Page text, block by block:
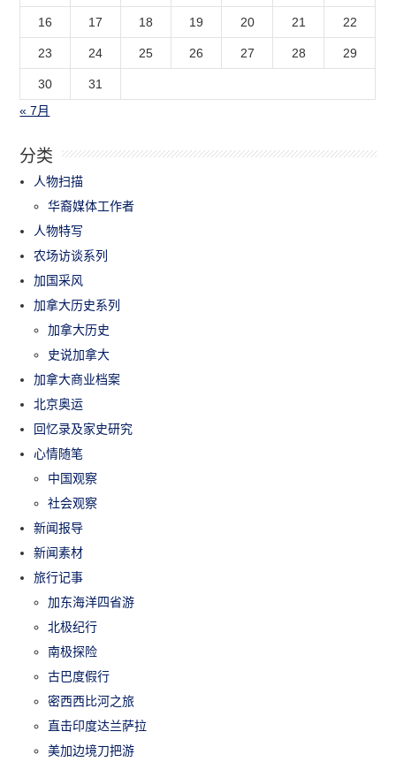
16 17 18 19 20 21 22
23 24 25 26 27 28 29
30
31
« 7月
分类
人物扫描
华裔媒体工作者
人物特写
农场访谈系列
加国采风
加拿大历史系列
加拿大历史
史说加拿大
加拿大商业档案
北京奥运
回忆录及家史研究
心情随笔
中国观察
社会观察
新闻报导
新闻素材
旅行记事
加东海洋四省游
北极纪行
南极探险
古巴度假行
密西西比河之旅
直击印度达兰萨拉
美加边境刀把游